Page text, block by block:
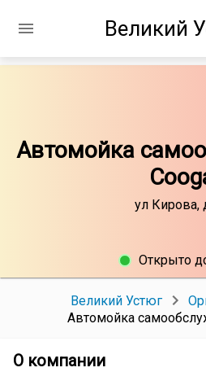
Великий
Автомойка
ул Кирова,
Открыто
Великий Устюг
Автомойка
О компании